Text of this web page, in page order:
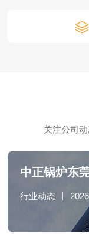
关注公司
中正锅炉东
行业动态